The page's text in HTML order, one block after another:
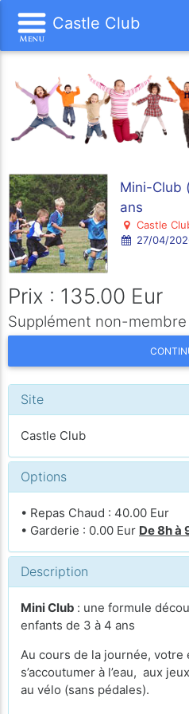
Castle Club
Mini-Club
ans
Castle
27/04/
Prix : 135.00 Eur
Supplément non-
Site
Castle Club
Options
• Repas Chaud : 40.00 Eur
• Garderie : 0.00 Eur De 8h à
Description
Mini Club : une formule
enfants de 3 à 4 ans
Au cours de la journée, votre
s’accoutumer à l’eau, aux
au vélo (sans pédales).